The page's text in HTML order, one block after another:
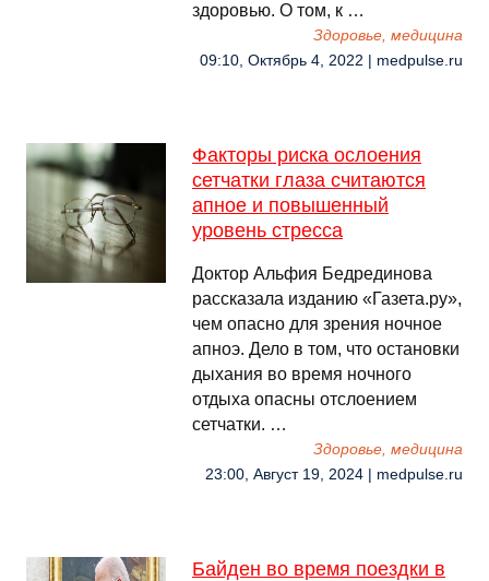
здоровью. О том, к …
Здоровье, медицина
09:10, Октябрь 4, 2022 | medpulse.ru
Факторы риска ослоения
сетчатки глаза считаются
апное и повышенный
уровень стресса
Доктор Альфия Бедрединова
рассказала изданию «Газета.ру»,
чем опасно для зрения ночное
апноэ. Дело в том, что остановки
дыхания во время ночного
отдыха опасны отслоением
сетчатки. …
Здоровье, медицина
23:00, Август 19, 2024 | medpulse.ru
Байден во время поездки в